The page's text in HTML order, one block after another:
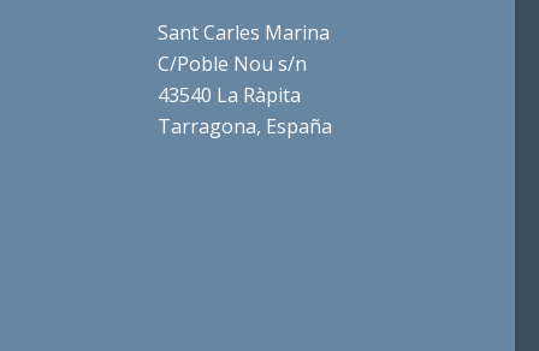
Sant Carles Marina
C/Poble Nou s/n
43540 La Ràpita
Tarragona, España